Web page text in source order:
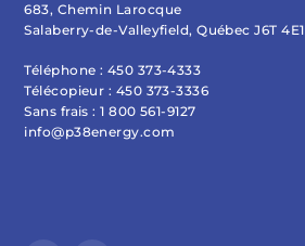
683, Chemin Larocque
Salaberry-de-Valleyfield, Québec J6T 4E1
Téléphone : 450 373-4333
Télécopieur : 450 373-3336
Sans frais :1 800 561-9127
info@p38energy.com